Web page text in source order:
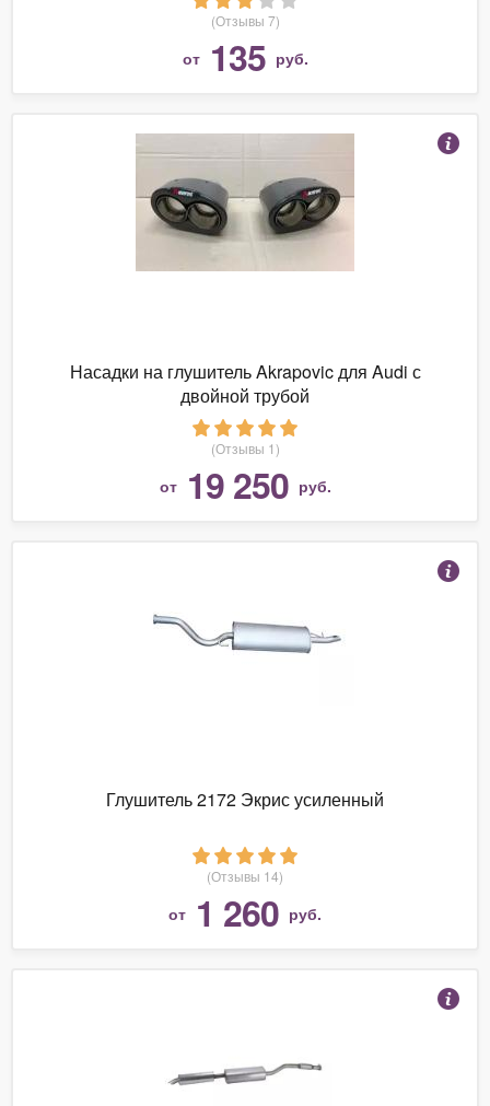
(Отзывы 7)
от 135 руб.
Насадки на глушитель Akrapovic для Audi с
двойной трубой
(Отзывы 1)
от 19 250 руб.
Глушитель 2172 Экрис усиленный
(Отзывы 14)
от 1 260 руб.